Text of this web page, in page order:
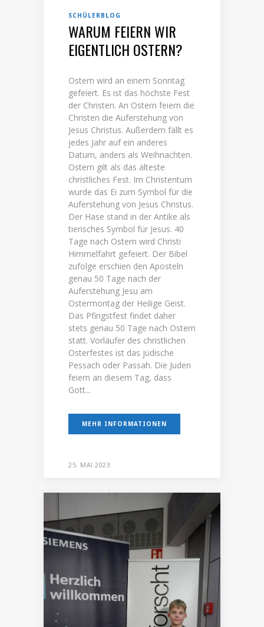
SCHÜLERBLOG
WARUM FEIERN WIR
EIGENTLICH OSTERN?
Ostern wird an einem Sonntag
gefeiert. Es ist das höchste Fest
der Christen. An Ostern feiern die
Christen die Auferstehung von
Jesus Christus. Außerdem fällt es
jedes Jahr auf ein anderes
Datum, anders als Weihnachten.
Ostern gilt als das älteste
christliches Fest. Im Christentum
wurde das Ei zum Symbol für die
Auferstehung von Jesus Christus.
Der Hase stand in der Antike als
tierisches Symbol für Jesus. 40
Tage nach Ostern wird Christi
Himmelfahrt gefeiert. Der Bibel
zufolge erschien den Aposteln
genau 50 Tage nach der
Auferstehung Jesu am
Ostermontag der Heilige Geist.
Das Pfingstfest findet daher
stets genau 50 Tage nach Ostern
statt. Vorläufer des christlichen
Osterfestes ist das jüdische
Pessach oder Passah. Die Juden
feiern an diesem Tag, dass
Gott...
MEHR INFORMATIONEN
25. MAI 2023